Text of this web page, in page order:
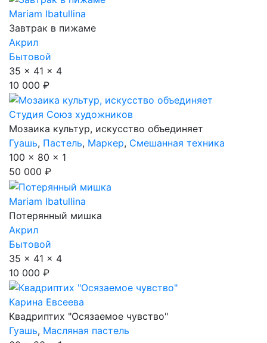
Mariam Ibatullina
Завтрак в пижаме
Акрил
Бытовой
35 x 41 x 4
10 000 ₽
Студия Союз художников
Мозаика культур, искусство объединяет
Гуашь, Пастель, Маркер, Смешанная техника
100 x 80 x 1
50 000 ₽
Mariam Ibatullina
Потерянный мишка
Акрил
Бытовой
35 x 41 x 4
10 000 ₽
Карина Евсеева
Квадриптих "Осязаемое чувство"
Гуашь, Масляная пастель